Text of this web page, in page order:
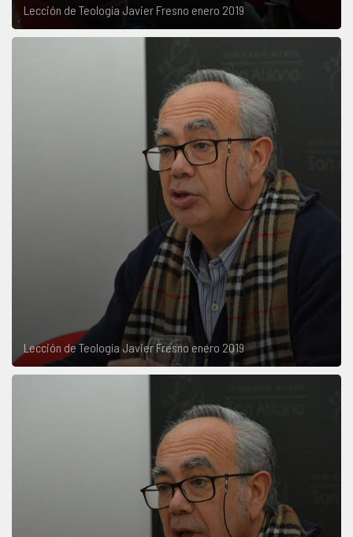
Lección de Teología Javier Fresno enero 2019
Lección de Teología Javier Fresno enero 2019